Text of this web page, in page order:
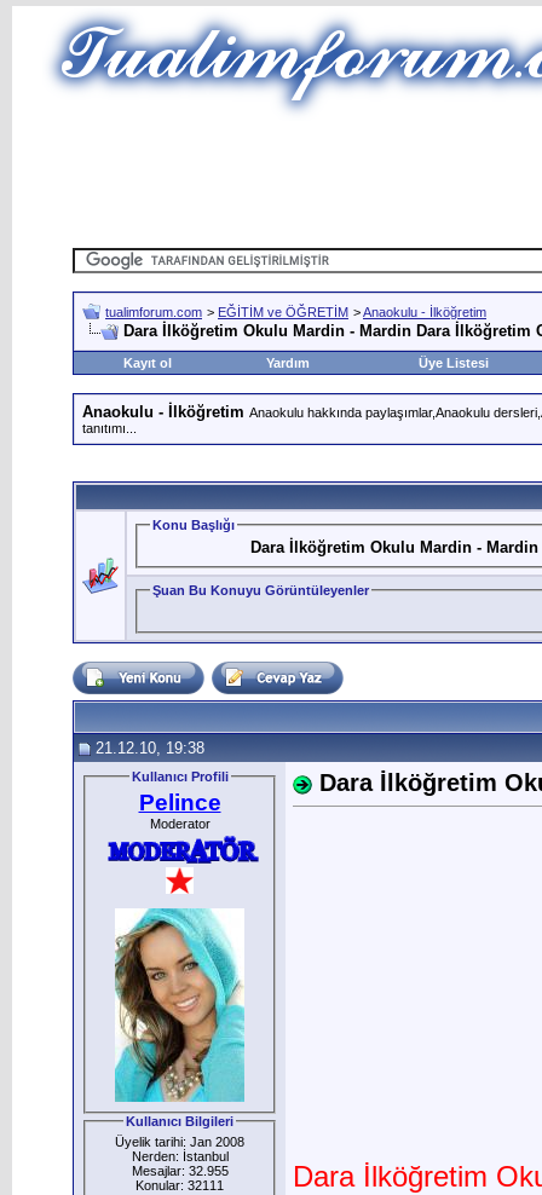
tualimforum.com > EĞİTİM ve ÖĞRETİM >Anaokulu - İlköğretim
Dara İlköğretim Okulu Mardin - Mardin Dara İlköğretim
Kayıt ol Yardım Üye Listesi
Anaokulu - İlköğretim Anaokulu hakkında paylaşımlar,Anaokulu
tanıtımı...
Konu Başlığı
Dara İlköğretim Okulu Mardin -
Şuan Bu Konuyu Görüntüleyenler
21.12.10, 19:38
Kullanıcı Profili
Pelince
Moderator
Kullanıcı Bilgileri
Üyelik tarihi: Jan 2008
Nerden: İstanbul
Mesajlar: 32.955
Konular: 32111
Dara İlköğretim
Dara İlköğretim